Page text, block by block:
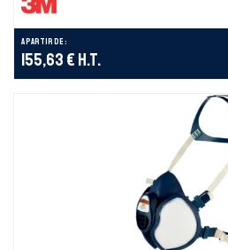
A partir de :
155,63 € H.T.